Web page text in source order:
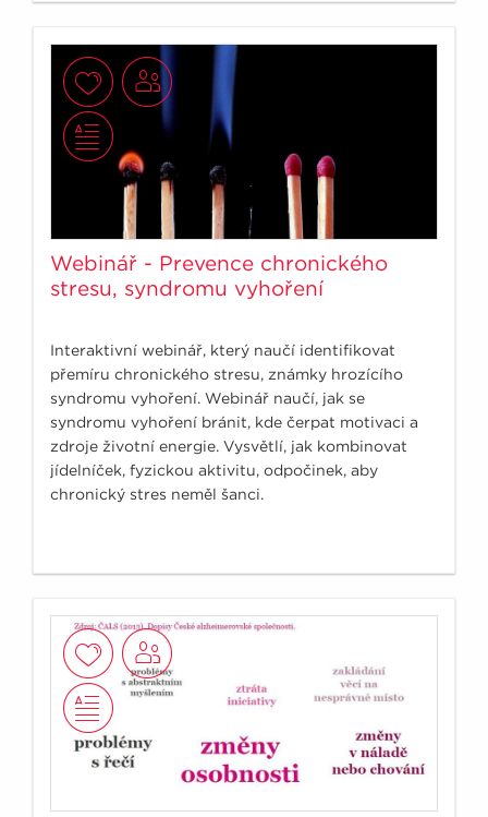
Webinář - Prevence chronického
stresu, syndromu vyhoření
Interaktivní webinář, který naučí identifikovat
přemíru chronického stresu, známky hrozícího
syndromu vyhoření. Webinář naučí, jak se
syndromu vyhoření bránit, kde čerpat motivaci a
zdroje životní energie. Vysvětlí, jak kombinovat
jídelníček, fyzickou aktivitu, odpočinek, aby
chronický stres neměl šanci.